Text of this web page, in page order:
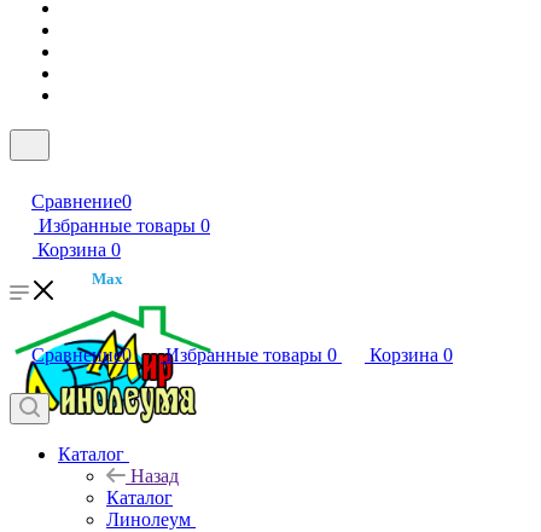
Сравнение0
Избранные товары 0
Корзина 0
Max
Сравнение0 Избранные товары 0 Корзина 0
Каталог
Назад
Каталог
Линолеум